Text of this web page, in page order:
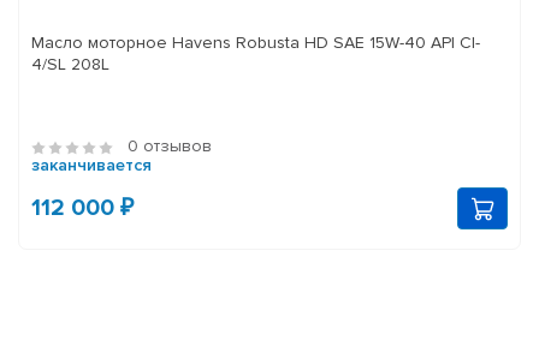
Масло моторное Havens Robusta HD SAE 15W-40 API CI-
4/SL 208L
0 отзывов
заканчивается
112 000 ₽